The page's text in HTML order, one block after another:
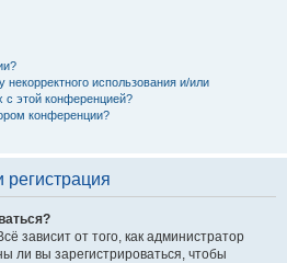
использования и/или
с этой конференцией?
конференции?
зависит от того, как администратор
ли вы зарегистрироваться, чтобы